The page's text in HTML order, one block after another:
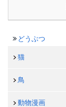
どうぶつ
猫
鳥
動物漫画